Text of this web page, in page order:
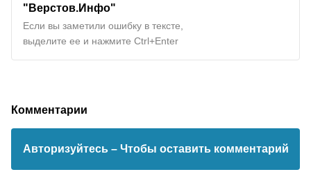
"Верстов.Инфо"
Если вы заметили ошибку в тексте,
выделите ее и нажмите Ctrl+Enter
Комментарии
Авторизуйтесь – Чтобы оставить комментарий